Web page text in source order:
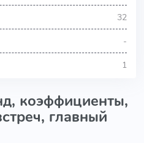
32
-
1
коэффициенты,
главный